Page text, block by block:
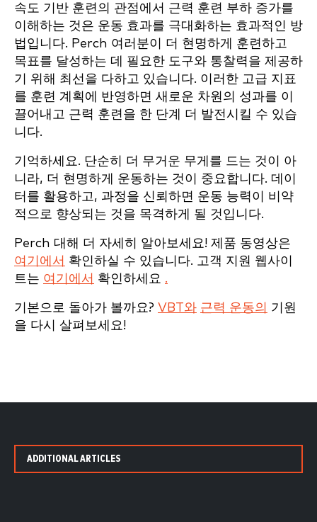
속도 기반 훈련의 관점에서 근력 훈련 부하 증가를
이해하는 것은 운동 효과를 극대화하는 효과적인 방
법입니다. Perch 여러분이 더 현명하게 훈련하고
목표를 달성하는 데 필요한 도구와 통찰력을 제공하
기 위해 최선을 다하고 있습니다. 이러한 고급 지표
를 훈련 계획에 반영하면 새로운 차원의 성과를 이
끌어내고 근력 훈련을 한 단계 더 발전시킬 수 있습
니다.
기억하세요. 단순히 더 무거운 무게를 드는 것이 아
니라, 더 현명하게 운동하는 것이 중요합니다. 데이
터를 활용하고, 과정을 신뢰하면 운동 능력이 비약
적으로 향상되는 것을 목격하게 될 것입니다.
Perch 대해 더 자세히 알아보세요! 제품 동영상은
여기에서 확인하실 수 있습니다. 고객 지원 웹사이
트는 여기에서 확인하세요 .
기본으로 돌아가 볼까요? VBT와 근력 운동의 기원
을 다시 살펴보세요!
ADDITIONAL ARTICLES